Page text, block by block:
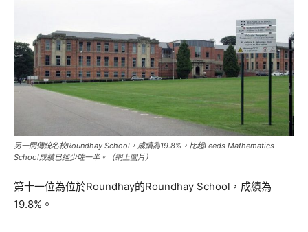
另一間傳統名校Roundhay School，成績為19.8%，比起Leeds Mathematics
School成績已經少咗一半。（網上圖片）
第十一位為位於Roundhay的Roundhay School，成績為
19.8%。